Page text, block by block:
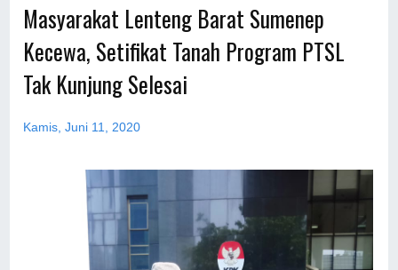
Masyarakat Lenteng Barat Sumenep
Kecewa, Setifikat Tanah Program PTSL
Tak Kunjung Selesai
Kamis, Juni 11, 2020